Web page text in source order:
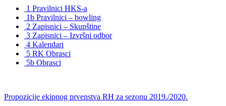
1 Pravilnici HKS-a
1b Pravilnici – bowling
2 Zapisnici – Skupštine
3 Zapisnici – Izvršni odbor
4 Kalendari
5 RK Obrasci
5b Obrasci
Propozicije ekipnog prvenstva RH za sezonu 2019./2020.